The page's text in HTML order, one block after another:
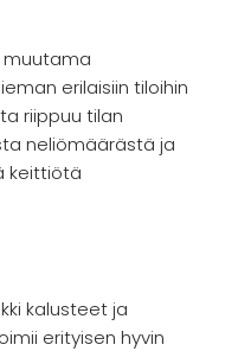
muutama
erilaisiin tiloihin
riippuu tilan
neliömäärästä ja
keittiötä
kalusteet ja
erityisen hyvin